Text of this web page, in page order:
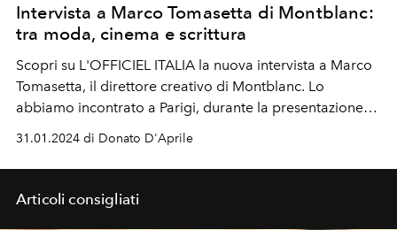
Intervista a Marco Tomasetta di Montblanc:
tra moda, cinema e scrittura
Scopri su L'OFFICIEL ITALIA la nuova intervista a Marco
Tomasetta, il direttore creativo di Montblanc. Lo
abbiamo incontrato a Parigi, durante la presentazione
31.01.2024 di Donato D'Aprile
Articoli consigliati